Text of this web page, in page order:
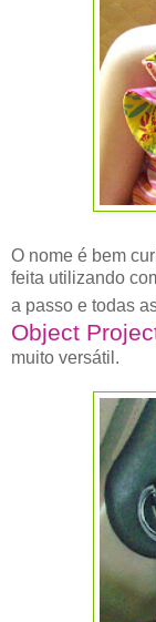
O nome é bem
feita utilizando
a passo e todas
Object
muito versátil.